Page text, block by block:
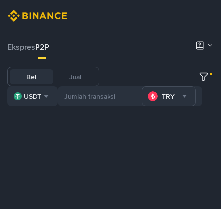
EkspresP2P
Beli Jual
USDT TRY